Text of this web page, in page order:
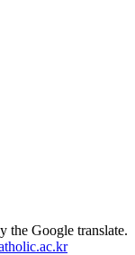
the Google translate.